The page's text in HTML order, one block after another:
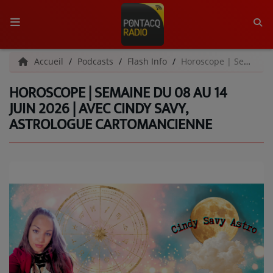
ACCUEIL
RADIO
QUI SOMMES-NOUS ?
L'ÉQUIPE
C'ÉTAIT QUOI CE TITRE ?
MÉDIAS
PODCASTS - SAISON 2026/2027
Accueil Podcasts Flash Info Horoscope | Semaine du 08 au 14 juin 2026 | Avec Cindy Savy, astrologue cartomancienne
HOROSCOPE | SEMAINE DU 08 AU 14
JUIN 2026 | AVEC CINDY SAVY,
ASTROLOGUE CARTOMANCIENNE